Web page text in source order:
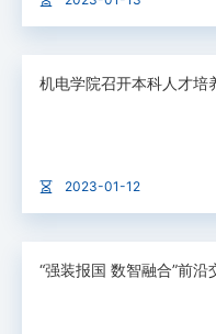
机电学院召开本科人才培
2023-01-12
“强装报国 数智融合”前